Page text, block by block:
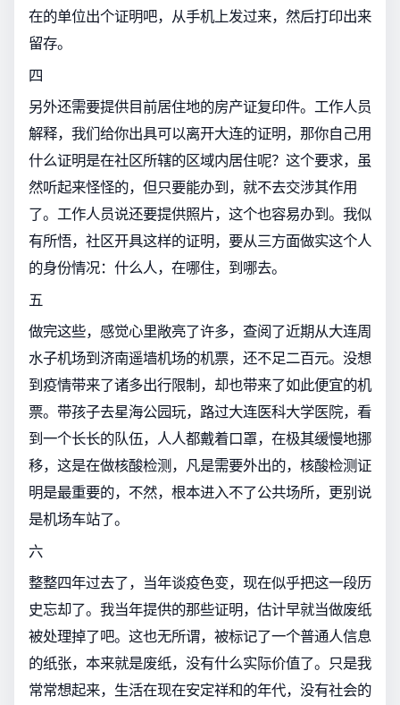
在的单位出个证明吧，从手机上发过来，然后打印出来
留存。
四
另外还需要提供目前居住地的房产证复印件。工作人员
解释，我们给你出具可以离开大连的证明，那你自己用
什么证明是在社区所辖的区域内居住呢？这个要求，虽
然听起来怪怪的，但只要能办到，就不去交涉其作用
了。工作人员说还要提供照片，这个也容易办到。我似
有所悟，社区开具这样的证明，要从三方面做实这个人
的身份情况：什么人，在哪住，到哪去。
五
做完这些，感觉心里敞亮了许多，查阅了近期从大连周
水子机场到济南遥墙机场的机票，还不足二百元。没想
到疫情带来了诸多出行限制，却也带来了如此便宜的机
票。带孩子去星海公园玩，路过大连医科大学医院，看
到一个长长的队伍，人人都戴着口罩，在极其缓慢地挪
移，这是在做核酸检测，凡是需要外出的，核酸检测证
明是最重要的，不然，根本进入不了公共场所，更别说
是机场车站了。
六
整整四年过去了，当年谈疫色变，现在似乎把这一段历
史忘却了。我当年提供的那些证明，估计早就当做废纸
被处理掉了吧。这也无所谓，被标记了一个普通人信息
的纸张，本来就是废纸，没有什么实际价值了。只是我
常常想起来，生活在现在安定祥和的年代，没有社会的